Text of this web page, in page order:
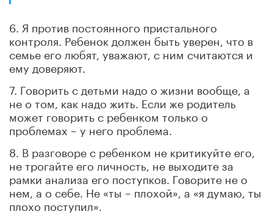
6. Я против постоянного пристального
контроля. Ребенок должен быть уверен, что в
семье его любят, уважают, с ним считаются и
ему доверяют.
7. Говорить с детьми надо о жизни вообще, а
не о том, как надо жить. Если же родитель
может говорить с ребенком только о
проблемах – у него проблема.
8. В разговоре с ребенком не критикуйте его,
не трогайте его личность, не выходите за
рамки анализа его поступков. Говорите не о
нем, а о себе. Не «ты – плохой», а «я думаю, ты
плохо поступил».